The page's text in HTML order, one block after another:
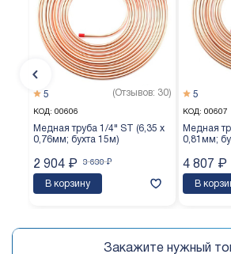
КОД: 00606
Медная труба 1/4" ST (6,35 х
0,76мм; бухта 15м)
(Отзывов: 30)
5
3 630 ₽
2 904 ₽
В корзину
КОД: 00607
Медная
0,81мм;
5
4 807 ₽
В
Закажите нужный